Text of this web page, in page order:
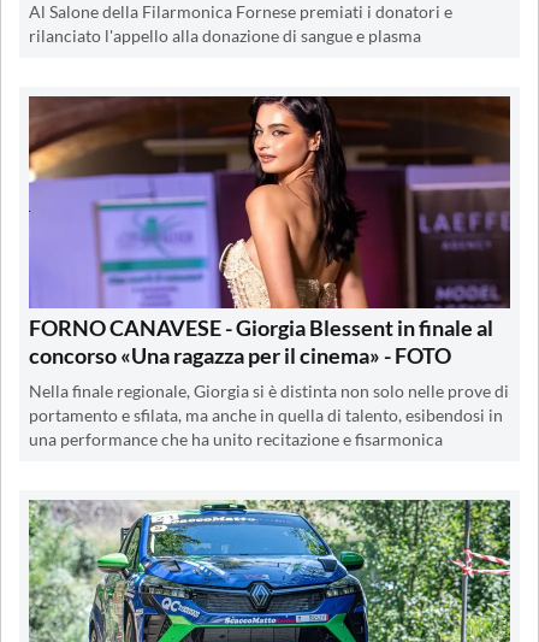
Al Salone della Filarmonica Fornese premiati i donatori e
rilanciato l'appello alla donazione di sangue e plasma
FORNO CANAVESE - Giorgia Blessent in finale al
concorso «Una ragazza per il cinema» - FOTO
Nella finale regionale, Giorgia si è distinta non solo nelle prove di
portamento e sfilata, ma anche in quella di talento, esibendosi in
una performance che ha unito recitazione e fisarmonica